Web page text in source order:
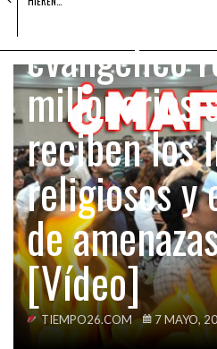
Hija de pastor
evangélico
millonarios
reciben los
religiosos y
de
[Vídeo]
TIEMPO26.COM 7 MAYO,